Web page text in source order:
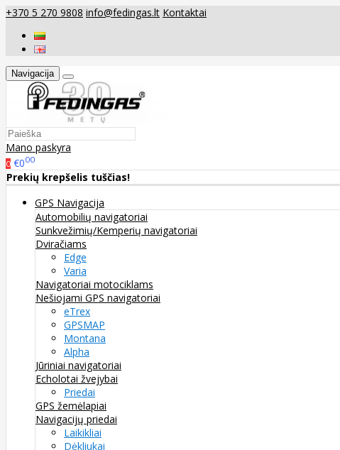
+370 5 270 9808 info@fedingas.lt Kontaktai
Navigacija
Mano paskyra
0 €000
Prekių krepšelis tuščias!
GPS Navigacija
Automobilių navigatoriai
Sunkvežimių/Kemperių navigatoriai
Dviračiams
Edge
Varia
Navigatoriai motociklams
Nešiojami GPS navigatoriai
eTrex
GPSMAP
Montana
Alpha
Jūriniai navigatoriai
Echolotai žvejybai
Priedai
GPS žemėlapiai
Navigacijų priedai
Laikikliai
Dėkliukai